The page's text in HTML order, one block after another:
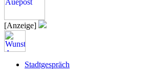
[Anzeige]
Stadtgespräch